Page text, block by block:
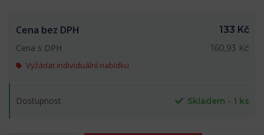
Cena bez DPH
133 Kč
Cena s DPH
160,93 Kč
Vyžádat individuální nabídku
Dostupnost Skladem - 1 ks